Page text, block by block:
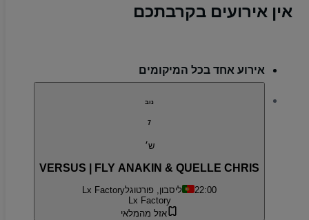
אין אירועים בקרבתכם
אירוע אחד בכל המיקומים
נוב
7
ש׳
VERSUS | FLY ANAKIN & QUELLE CHRIS
22:00 ליסבון, פורטוגלLx Factory
Lx Factory
אזל מהמלאי